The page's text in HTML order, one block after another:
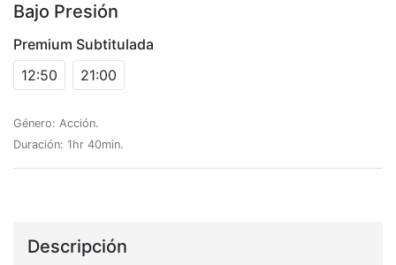
Bajo Presión
Premium Subtitulada
12:50
21:00
Género: Acción.
Duración: 1hr 40min.
Descripción